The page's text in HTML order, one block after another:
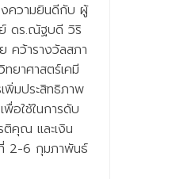
งความยินดีกับ ผู้
ย์ ดร.ณัฐบดี วิริ
คว้ารางวัลสภา
ยาศาสตร์เคมี
พิ่มประสิทธิภาพ
อใช้ในการดับ
ติคุณ และเงิน
2-6 กุมภาพันธ์